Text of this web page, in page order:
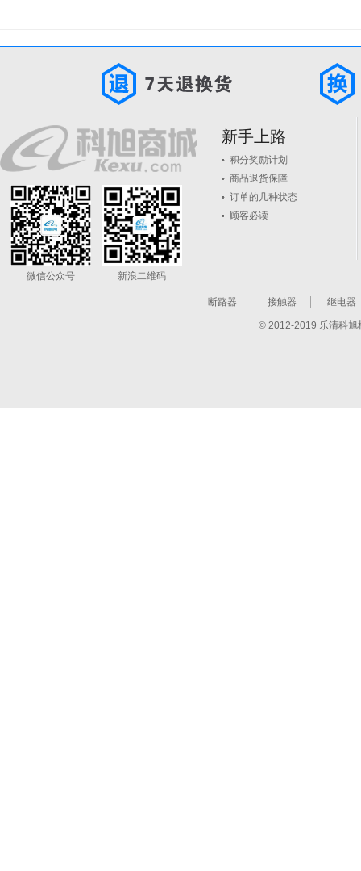
微信公众号 新浪二维码
新手上路
积分奖励计划
商品退货保障
订单的几种状态
顾客必读
断路器 接触器 继电器
© 2012-2019 乐清科旭